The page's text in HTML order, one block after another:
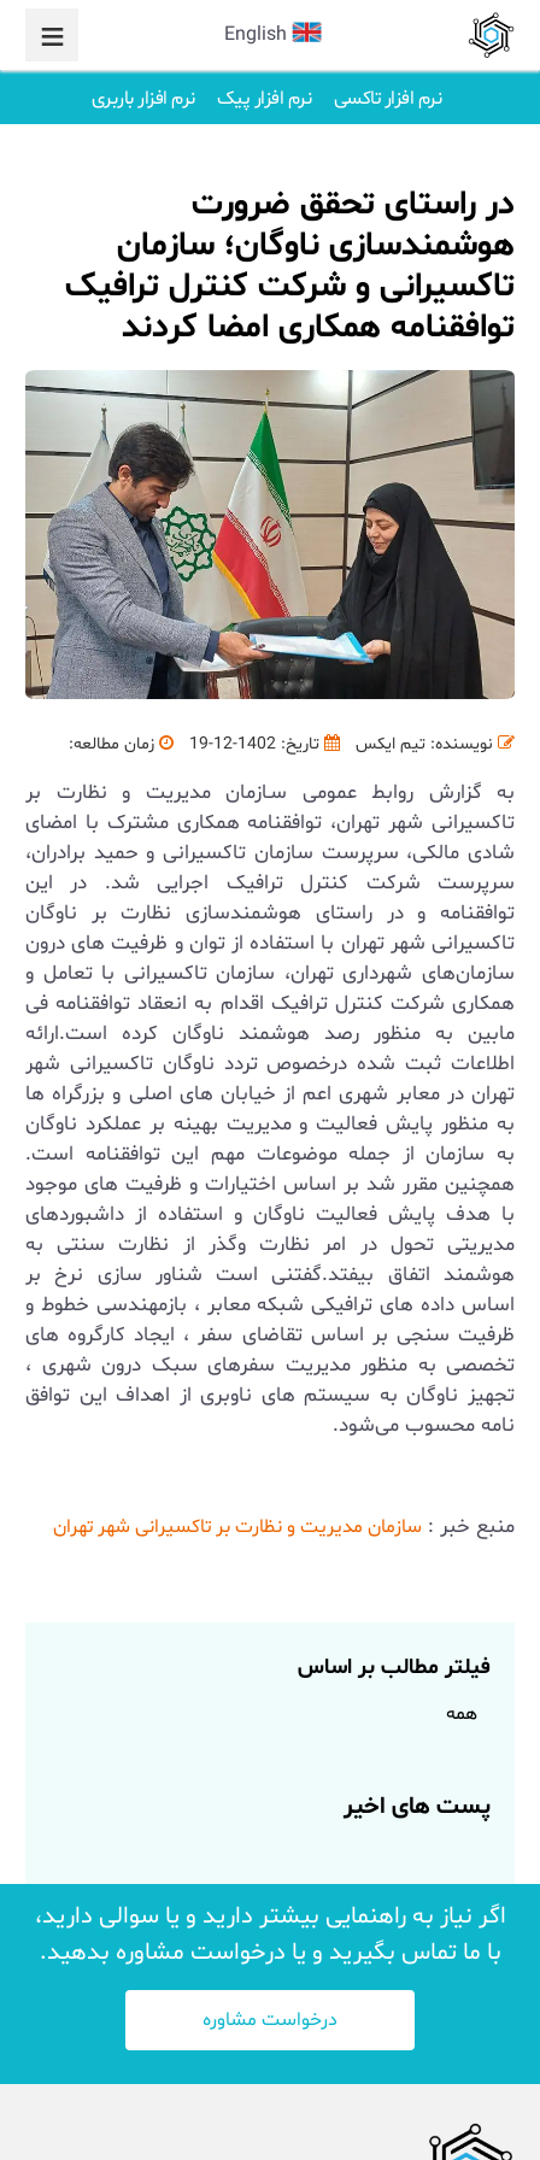
English
نرم افزار تاکسی نرم افزار پیک نرم افزار باربری
در راستای تحقق ضرورت
هوشمندسازی ناوگان؛ سازمان
تاکسیرانی و شرکت کنترل ترافیک
توافقنامه همکاری امضا کردند
نویسنده: تیم ایکس تاریخ: 1402-12-19 زمان مطالعه:
به گزارش روابط عمومی سـازمان مدیریت و نظارت بر
تاکسیرانی شهر تهران، توافقنامه همکاری مشترک با امضای
شادی مالکی، سرپرست سازمان تاکسیرانی و حمید برادران،
سرپرست شرکت کنترل ترافیک اجرایی شد. در این
توافقنامه و در راستای هوشمندسازی نظارت بر ناوگان
تاکسیرانی شهر تهران با استفاده از توان و ظرفیت های درون
سازمان‌های شهرداری تهران، سازمان تاکسیرانی با تعامل و
همکاری شرکت کنترل ترافیک اقدام به انعقاد توافقنامه فی
مابین به منظور رصد هوشمند ناوگان کرده است.ارائه
اطلاعات ثبت شده درخصوص تردد ناوگان تاکسیرانی شهر
تهران در معابر شهری اعم از خیابان های اصلی و بزرگراه ها
به منظور پایش فعالیت و مدیریت بهینه بر عملکرد ناوگان
به سازمان از جمله موضوعات مهم این توافقنامه است.
همچنین مقرر شد بر اساس اختیارات و ظرفیت های موجود
با هدف پایش فعالیت ناوگان و استفاده از داشبوردهای
مدیریتی تحول در امر نظارت و‌گذر از نظارت سنتی به
هوشمند اتفاق بیفتد.گفتنی است شناور سازی نرخ بر
اساس داده های ترافیکی شبکه معابر ، بازمهندسی خطوط و
ظرفیت سنجی بر اساس تقاضای سفر ، ایجاد کارگروه های
تخصصی به منظور مدیریت سفرهای سبک درون شهری ،
تجهیز ناوگان به سیستم های ناوبری از اهداف این توافق
نامه محسوب می‌شود.
منبع خبر : سازمان مدیریت و نظارت بر تاکسیرانی شهر تهران
فیلتر مطالب بر اساس
همه
پست های اخیر
اگر نیاز به راهنمایی بیشتر دارید و یا سوالی دارید،
با ما تماس بگیرید و یا درخواست مشاوره بدهید.
درخواست مشاوره